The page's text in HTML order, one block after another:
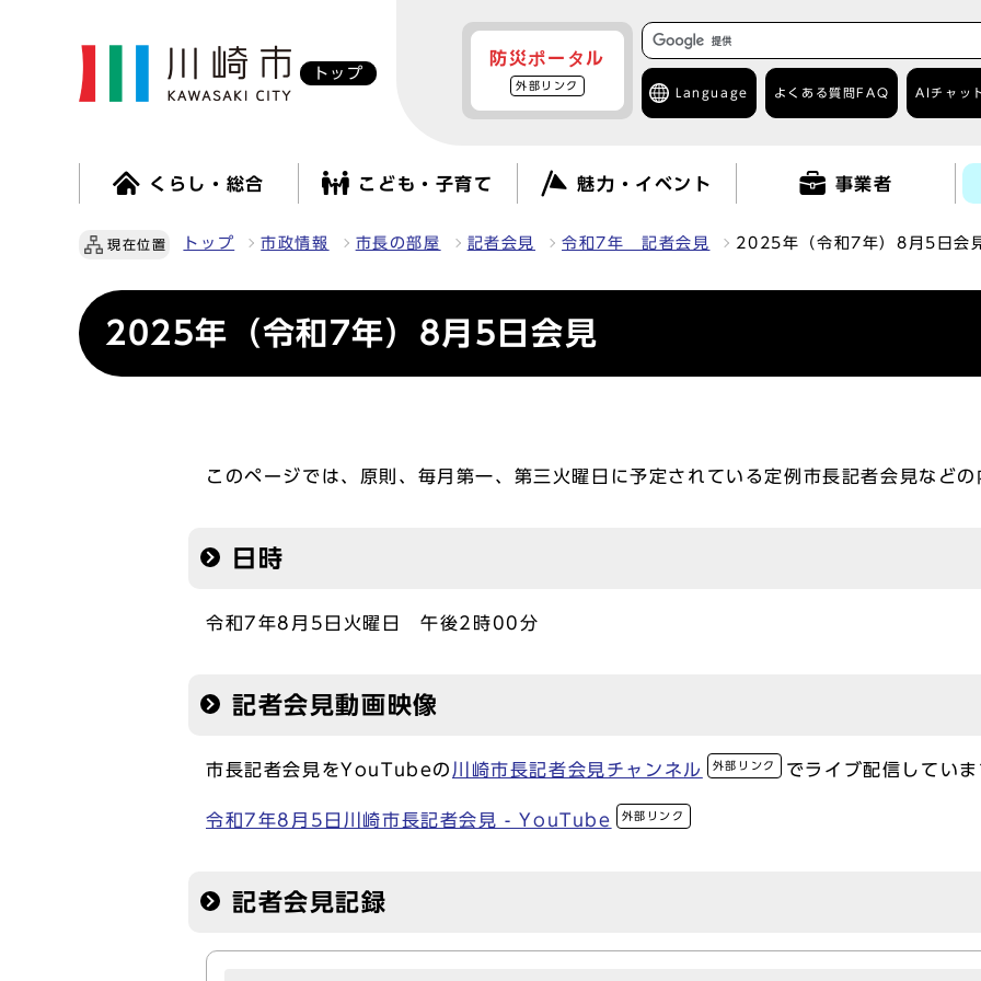
トップ
防災ポータル
外部リンク
Language よくある質問 FAQ AIチャッ
くらし・総合 こども・子育て 魅力・イベント 事業者
現在位置 トップ 市政情報 市長の部屋 記者会見 令和7年 記者会見 2025年（令和7年）8月5日会
2025年（令和7年）8月5日会見
このページでは、原則、毎月第一、第三火曜日に予定されている定例市長記者会見など
日時
令和7年8月5日火曜日 午後2時00分
記者会見動画映像
市長記者会見をYouTubeの 川崎市長記者会見チャンネル 外部リンク でライブ配信してい
令和7年8月5日川崎市長記者会見 - YouTube 外部リンク
記者会見記録